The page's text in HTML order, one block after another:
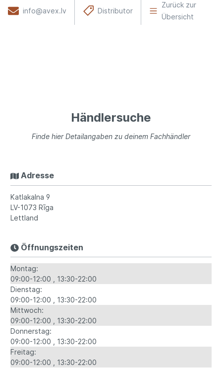
info@avex.lv Distributor
Zurück zur
Übersicht
Händlersuche
Finde hier Detailangaben zu deinem Fachhändler
Adresse
Katlakalna 9
LV-1073 Rīga
Lettland
Öffnungszeiten
Montag:
09:00-12:00
13:30-22:00
Dienstag:
09:00-12:00
13:30-22:00
Mittwoch:
09:00-12:00
13:30-22:00
Donnerstag:
09:00-12:00
13:30-22:00
Freitag:
09:00-12:00
13:30-22:00